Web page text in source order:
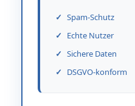
Spam-Schutz
Echte Nutzer
Sichere Daten
DSGVO-konform